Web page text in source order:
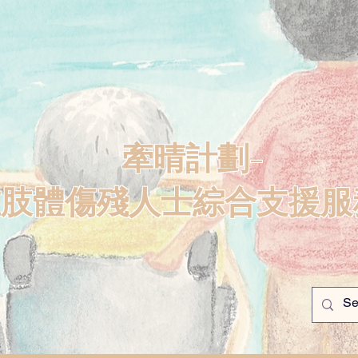
牽晴計劃-
體傷殘人士綜合支援